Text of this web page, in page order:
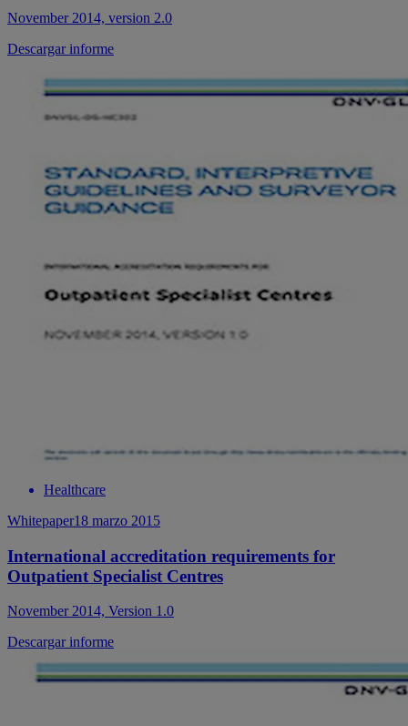
November 2014, version 2.0
Descargar informe
Healthcare
Whitepaper18 marzo 2015
International accreditation requirements for
Outpatient Specialist Centres
November 2014, Version 1.0
Descargar informe